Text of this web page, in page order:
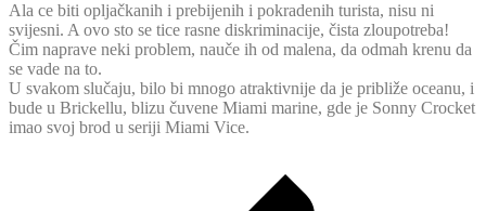
Ala ce biti opljačkanih i prebijenih i pokradenih turista, nisu ni
svijesni. A ovo sto se tice rasne diskriminacije, čista zloupotreba!
Čim naprave neki problem, nauče ih od malena, da odmah krenu da
se vade na to.
U svakom slučaju, bilo bi mnogo atraktivnije da je približe oceanu, i
bude u Brickellu, blizu čuvene Miami marine, gde je Sonny Crocket
imao svoj brod u seriji Miami Vice.